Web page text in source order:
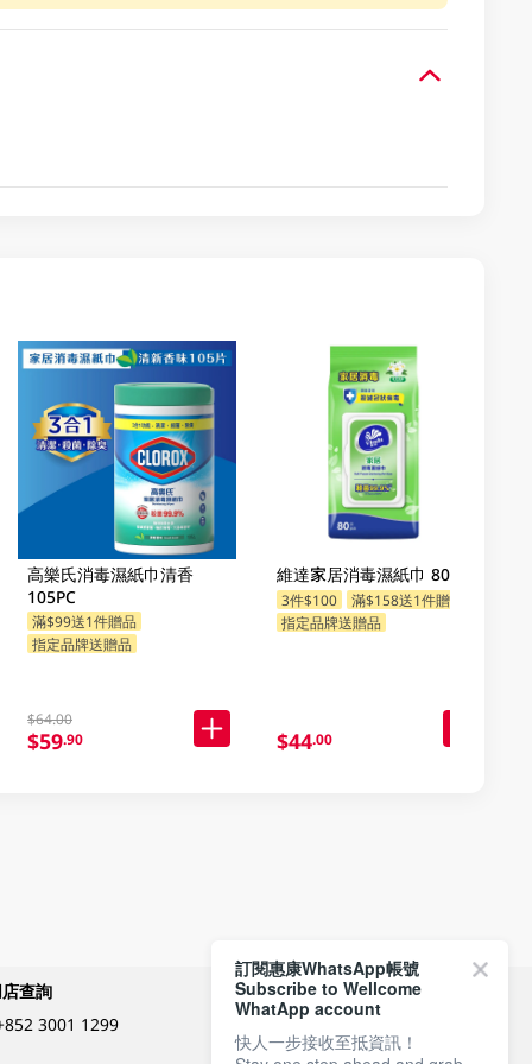
高樂氏消毒濕紙巾清香
105PC
滿$99送1件贈品
指定品牌送贈品
$64.00
$59.90
維達家居消毒濕紙巾 80PC
3件$100
滿$158送1件贈品
指定品牌送贈品
$44.00
查詢
3001 1299
付款方式
訂閱惠康WhatsApp帳號
Subscribe to Wellcome
WhatApp account
快人一步接收至抵資訊！